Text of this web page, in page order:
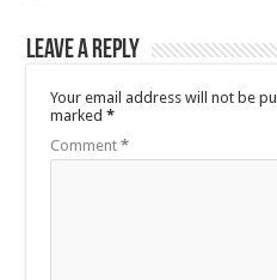
Leave a Reply
Your email address will not be
marked*
Comment*